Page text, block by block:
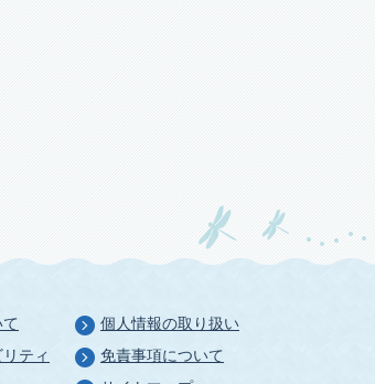
個人情報の取り扱い
ティ
免責事項について